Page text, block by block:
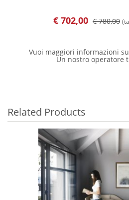
€ 702,00 € 780,00
Vuoi maggiori informazioni
Un nostro operatore
Related Products